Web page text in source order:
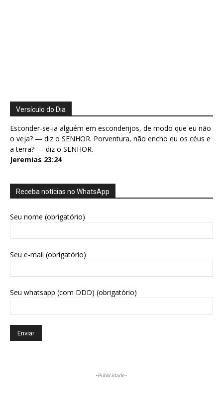
Versículo do Dia
Esconder-se-ia alguém em esconderijos, de modo que eu não
o veja? — diz o SENHOR. Porventura, não encho eu os céus e
a terra? — diz o SENHOR.
Jeremias 23:24
Receba notícias no WhatsApp
Seu nome (obrigatório)
Seu e-mail (obrigatório)
Seu whatsapp (com DDD) (obrigatório)
-Publicidade-